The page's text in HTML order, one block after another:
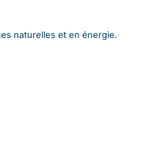
naturelles et en énergie.